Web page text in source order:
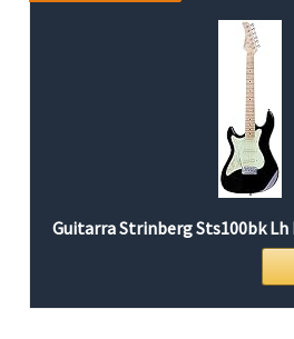
Guitarra Strinberg Sts100bk